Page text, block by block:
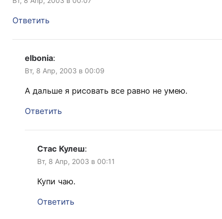
Ответить
elbonia:
Вт, 8 Апр, 2003 в 00:09
А дальше я рисовать все равно не умею.
Ответить
Стас Кулеш:
Вт, 8 Апр, 2003 в 00:11
Купи чаю.
Ответить